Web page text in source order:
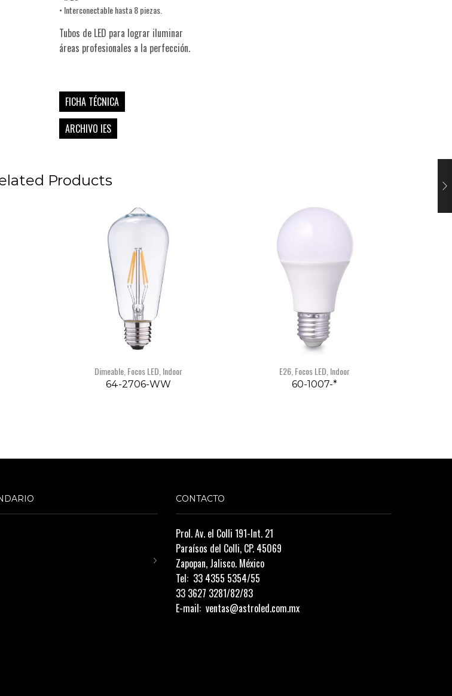
• Interconectable hasta 8 piezas.
Tubos de LED para lograr iluminar
áreas profesionales a la perfección.
FICHA TÉCNICA
ARCHIVO IES
Products
Dimeable, Focos LED Indoor
64-2706-WW
E26 Focos LED Indoor
60-1007-*
CONTACTO
Prol. Av. el Colli 191-Int. 21
Paraísos del Colli, CP. 45069
Zapopan, Jalisco. México
Tel: 33 4355 5354/55
33 3627 3281/82/83
E-mail: ventas@astroled.com.mx